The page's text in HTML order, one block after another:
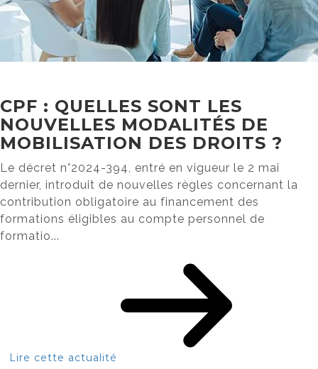
CPF : QUELLES SONT LES
NOUVELLES MODALITÉS DE
MOBILISATION DES DROITS ?
Le décret n°2024-394, entré en vigueur le 2 mai
dernier, introduit de nouvelles règles concernant la
contribution obligatoire au financement des
formations éligibles au compte personnel de
formatio...
Lire cette actualité